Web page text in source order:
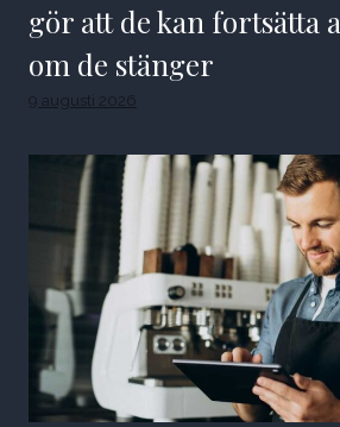
gör att de kan fortsätta
om de stänger
9 augusti 2026